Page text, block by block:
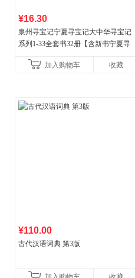
¥16.30
泉州寻宝记宁夏寻宝记大中华寻宝记
系列1-33全套书32册【含新书宁夏寻
广东福建河北黑
加入购物车 收藏
¥110.00
古代汉语词典 第3版